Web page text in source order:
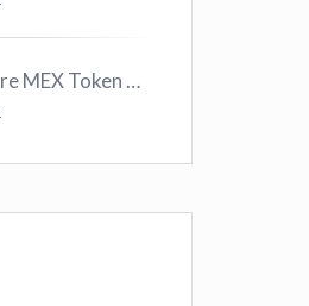
Come ottenere MEX Token GRATIS su Elrond ?